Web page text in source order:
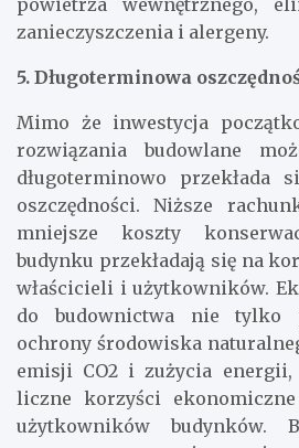
powietrza wewnętrznego,
zanieczyszczenia i alergeny.
5. Długoterminowa
Mimo że inwestycja
rozwiązania budowlane
długoterminowo przekłada
oszczędności. Niższe
mniejsze koszty
budynku przekładają się na
właścicieli i użytkowników.
do budownictwa nie tylko
ochrony środowiska
emisji CO2 i zużycia
liczne korzyści
użytkowników budynków.